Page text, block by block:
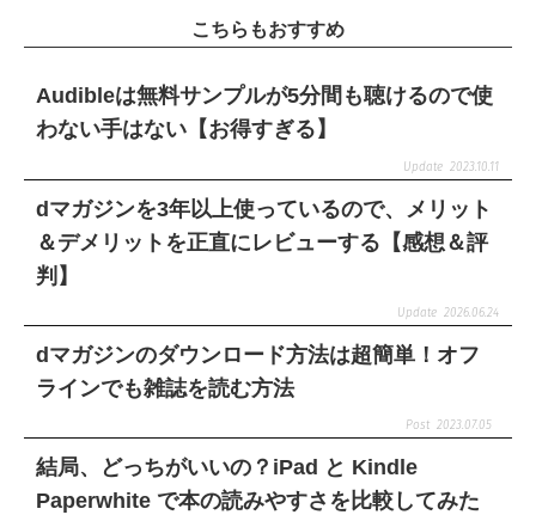
こちらもおすすめ
Audibleは無料サンプルが5分間も聴けるので使
わない手はない【お得すぎる】
2023.10.11
dマガジンを3年以上使っているので、メリット
＆デメリットを正直にレビューする【感想＆評
判】
2026.06.24
dマガジンのダウンロード方法は超簡単！オフ
ラインでも雑誌を読む方法
2023.07.05
結局、どっちがいいの？iPad と Kindle
Paperwhite で本の読みやすさを比較してみた